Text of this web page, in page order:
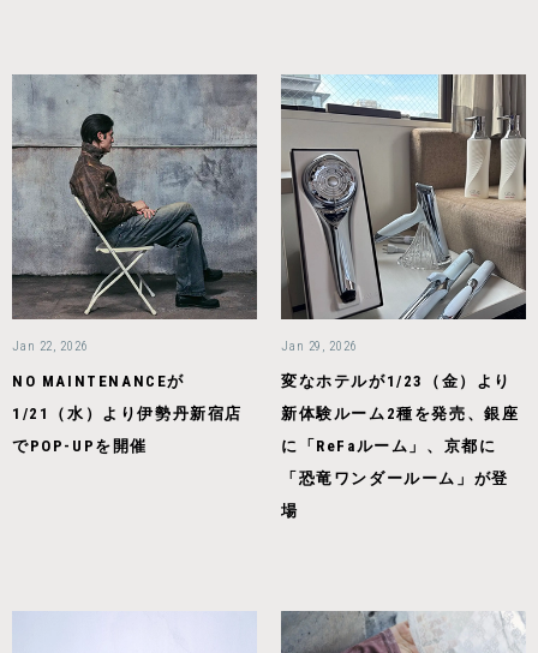
Jan 22, 2026
NO MAINTENANCEが
1/21（水）より伊勢丹新宿店
でPOP-UPを開催
Jan 29, 2026
変なホテルが1/23（金）より
新体験ルーム2種を発売、銀座
に「ReFaルーム」、京都に
「恐竜ワンダールーム」が登
場